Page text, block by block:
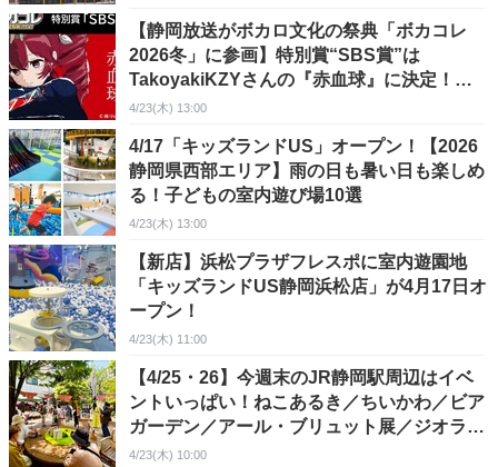
​【静岡放送がボカロ文化の祭典「ボカコレ
2026冬」に参画】特別賞“SBS賞”は
TakoyakiKZYさんの『赤血球』に決定！歌
唱する「重音テト」とは？
4/23(木) 13:00
4/17「キッズランドUS」オープン！【2026
静岡県西部エリア】雨の日も暑い日も楽しめ
る！子どもの室内遊び場10選
4/23(木) 13:00
​【新店】浜松プラザフレスポに室内遊園地
「キッズランドUS静岡浜松店」が4月17日オ
ープン！
4/23(木) 11:00
【4/25・26】今週末のJR静岡駅周辺はイベ
ントいっぱい！ねこあるき／ちいかわ／ビア
ガーデン／アール・ブリュット展／ジオラマ
／ #ダラット …
4/23(木) 10:00